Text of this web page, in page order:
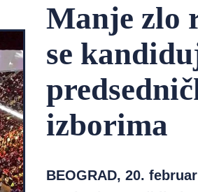
Manje zlo
se
izborima
BEOGRAD, 20.